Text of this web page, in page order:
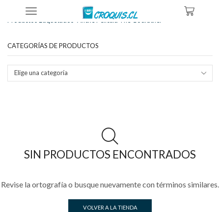
Tienda
Productos Etiquetados “afiche Película The Godfather”
CATEGORÍAS DE PRODUCTOS
Elige una categoría
SIN PRODUCTOS ENCONTRADOS
Revise la ortografía o busque nuevamente con términos similares.
VOLVER A LA TIENDA